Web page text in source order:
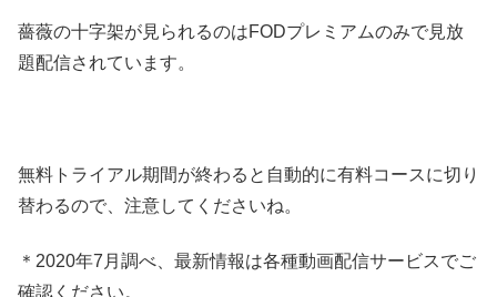
薔薇の十字架が見られるのはFODプレミアムのみで見放
題配信されています。
無料トライアル期間が終わると自動的に有料コースに切り
替わるので、注意してくださいね。
＊2020年7月調べ、最新情報は各種動画配信サービスでご
確認ください。